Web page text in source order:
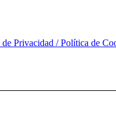
Privacidad / Política de